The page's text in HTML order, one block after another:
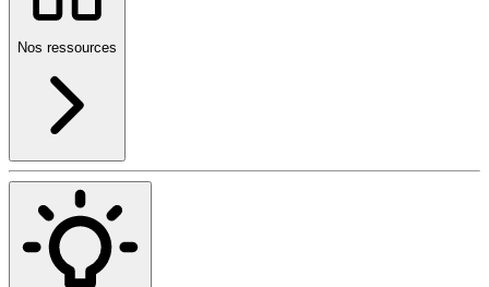
Nos ressources